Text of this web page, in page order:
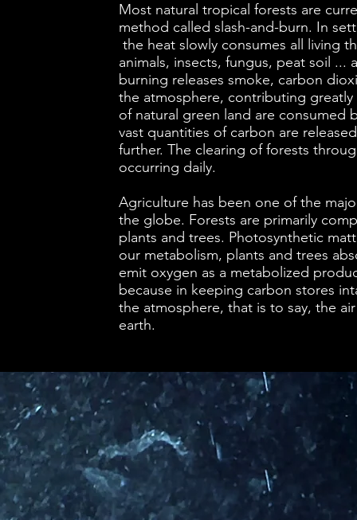
Most natural tropical forests are
method called slash-and-burn. In
the heat slowly consumes all living
animals, insects, fungus, peat soil ...
burning releases smoke, carbon
the atmosphere, contributing
of natural green land are consumed
vast quantities of carbon are
further. The clearing of forests
occurring daily.
Agriculture has been one of the
the globe. Forests are primarily
plants and trees. Photosynthetic
our metabolism, plants and trees
emit oxygen as a metabolized
because in keeping carbon stores
the atmosphere, that is to say, the
earth.